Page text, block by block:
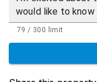
79 / 300 limit